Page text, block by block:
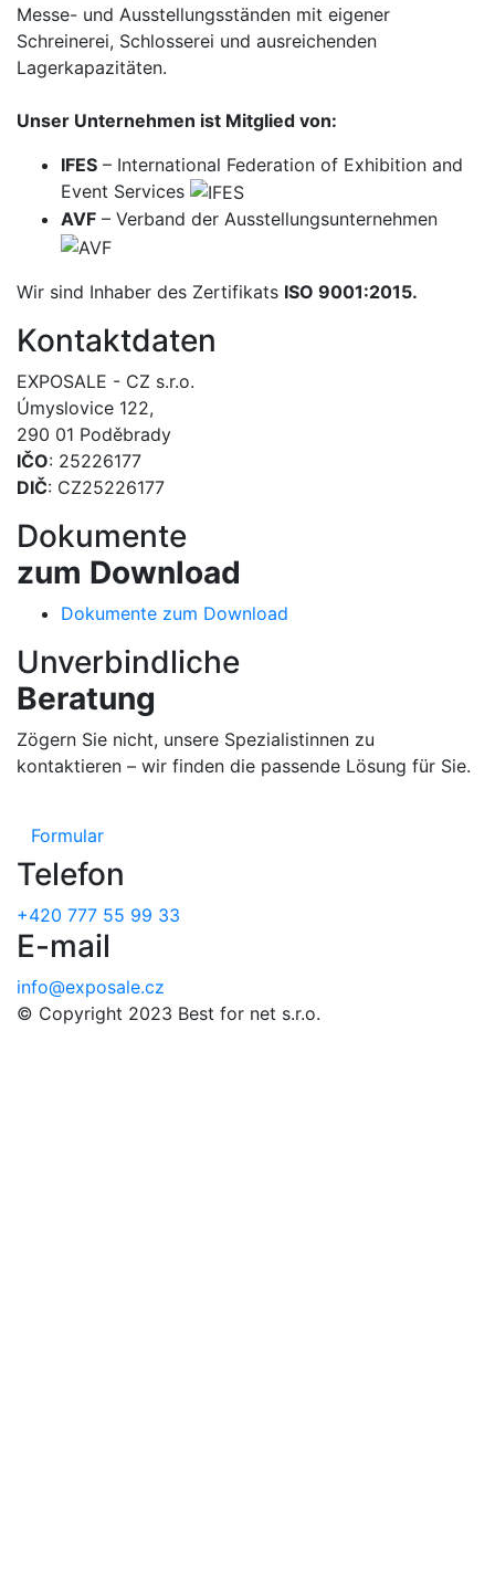
Messe- und Ausstellungsständen mit eigener
Schreinerei, Schlosserei und ausreichenden
Lagerkapazitäten.
Unser Unternehmen ist Mitglied von:
IFES – International Federation of Exhibition and
Event Services
AVF – Verband der Ausstellungsunternehmen
Wir sind Inhaber des Zertifikats ISO 9001:2015.
Kontaktdaten
EXPOSALE - CZ s.r.o.
Úmyslovice 122,
290 01 Poděbrady
IČO: 25226177
DIČ: CZ25226177
Dokumente
zum Download
Dokumente zum Download
Unverbindliche
Beratung
Zögern Sie nicht, unsere Spezialistinnen zu
kontaktieren – wir finden die passende Lösung für Sie.
Formular
Telefon
+420 777 55 99 33
E-mail
info@exposale.cz
© Copyright 2023 Best for net s.r.o.